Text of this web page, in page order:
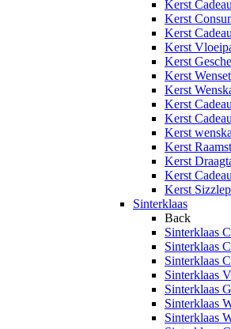
Kerst
Kerst
Kerst
Kerst
Kerst
Kerst
Kerst
Kerst
Kerst
Kerst
Kerst
Kerst
Kerst
Kerst
Sinterklaas
Back
Sinterklaas
Sinterklaas
Sinterklaas
Sinterklaas
Sinterklaas
Sinterklaas
Sinterklaas